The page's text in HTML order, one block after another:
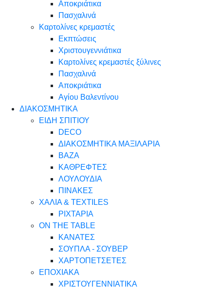
Αποκριάτικα
Πασχαλινά
Καρτολίνες κρεμαστές
Εκπτώσεις
Χριστουγεννιάτικα
Καρτολίνες κρεμαστές ξύλινες
Πασχαλινά
Αποκριάτικα
Αγίου Βαλεντίνου
ΔΙΑΚΟΣΜΗΤΙΚΑ
ΕΙΔΗ ΣΠΙΤΙΟΥ
DECO
ΔΙΑΚΟΣΜΗΤΙΚΑ ΜΑΞΙΛΑΡΙΑ
ΒΑΖΑ
ΚΑΘΡΕΦΤΕΣ
ΛΟΥΛΟΥΔΙΑ
ΠΙΝΑΚΕΣ
ΧΑΛΙΑ & TEXTILES
ΡΙΧΤΑΡΙΑ
ON THE TABLE
ΚΑΝΑΤΕΣ
ΣΟΥΠΛΑ - ΣΟΥΒΕΡ
ΧΑΡΤΟΠΕΤΣΕΤΕΣ
ΕΠΟΧΙΑΚΑ
ΧΡΙΣΤΟΥΓΕΝΝΙΑΤΙΚΑ